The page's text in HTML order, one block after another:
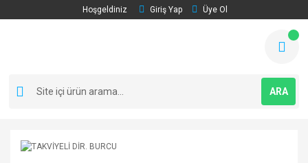
Hoşgeldiniz Giriş Yap Üye Ol
ARA